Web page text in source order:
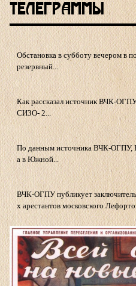
Телеграммы
Обстановка в субботу вечером
резервный...
Как рассказал источник ВЧК-
СИЗО- 2...
По данным источника ВЧК-ОГПУ,
а в Южной...
ВЧК-ОГПУ публикует
х арестантов московского